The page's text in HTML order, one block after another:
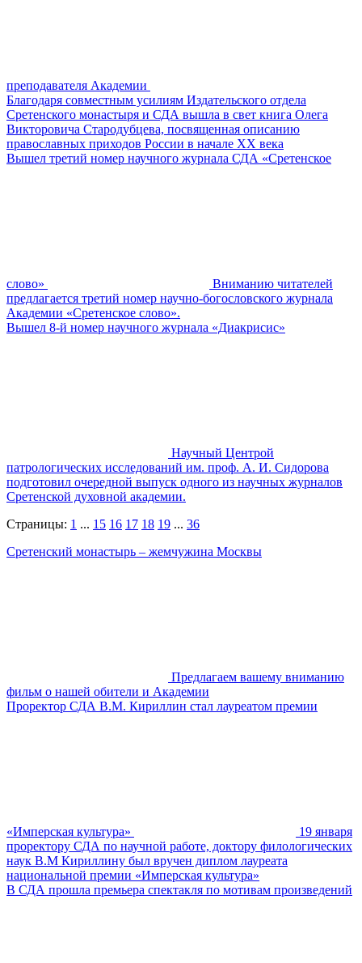
преподавателя Академии
Благодаря совместным усилиям Издательского отдела
Сретенского монастыря и СДА вышла в свет книга Олега
Викторовича Стародубцева, посвященная описанию
православных приходов России в начале ХХ века
Вышел третий номер научного журнала СДА «Сретенское
слово»
Вниманию читателей
предлагается третий номер научно-богословского журнала
Академии «Сретенское слово».
Вышел 8-й номер научного журнала «Диакрисис»
Научный Центрой
патрологических исследований им. проф. А. И. Сидорова
подготовил очередной выпуск одного из научных журналов
Сретенской духовной академии.
Страницы: 1 ... 15 16 17 18 19 ... 36
Сретенский монастырь – жемчужина Москвы
Предлагаем вашему вниманию
фильм о нашей обители и Академии
Проректор СДА В.М. Кириллин стал лауреатом премии
«Имперская культура»
19 января
проректору СДА по научной работе, доктору филологических
наук В.М Кириллину был вручен диплом лауреата
национальной премии «Имперская культура»
В СДА прошла премьера спектакля по мотивам произведений